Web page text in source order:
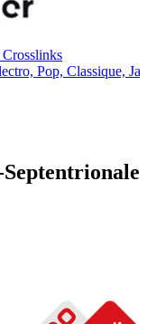
Pop, Classique,